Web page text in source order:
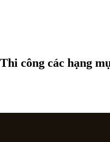
công các hạng